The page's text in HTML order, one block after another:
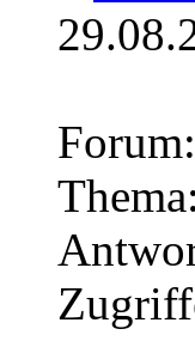
Forum:
Thema: